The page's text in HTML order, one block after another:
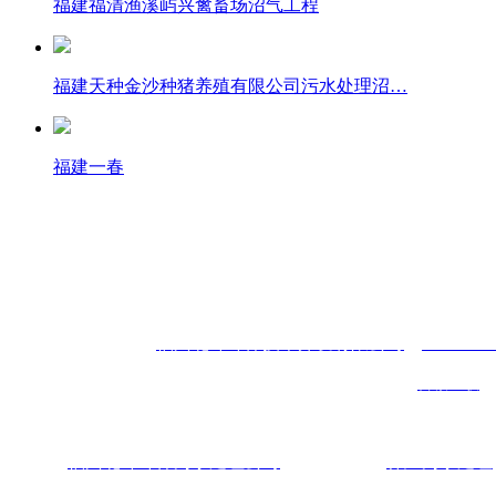
福建福清渔溪屿兴禽畜场沼气工程
福建天种金沙种猪养殖有限公司污水处理沼…
福建一春